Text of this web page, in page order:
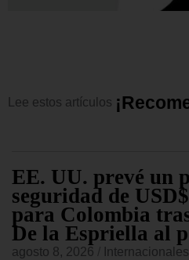
Lee estos artículos ¡Recom
EE. UU. prevé un
seguridad de
para Colombia
De la Espriella al
agosto 8, 2026 Internacionales